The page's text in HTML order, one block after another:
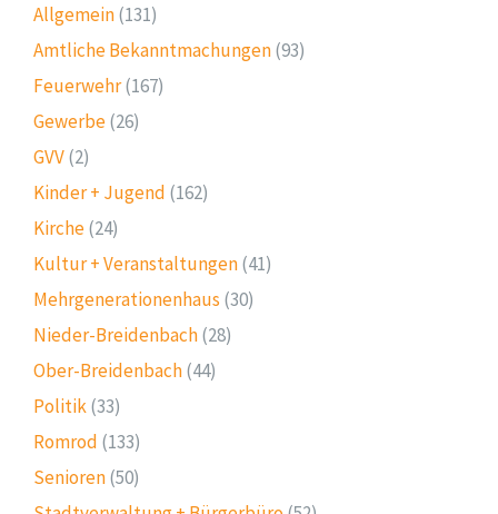
Allgemein(131)
Amtliche Bekanntmachungen(93)
Feuerwehr(167)
Gewerbe(26)
GVV(2)
Kinder + Jugend (162)
Kirche(24)
Kultur + Veranstaltungen(41)
Mehrgenerationenhaus (30)
Nieder-Breidenbach(28)
Ober-Breidenbach(44)
Politik(33)
Romrod (133)
Senioren(50)